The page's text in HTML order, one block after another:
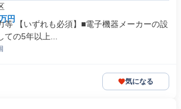
円
等 【いずれも必須】■電子機器メーカーの設
の5年以上...
気になる